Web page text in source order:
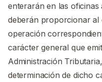
enterarán en las oficinas
deberán proporcionar al
operación
carácter general que
Administración
determinación de dicho